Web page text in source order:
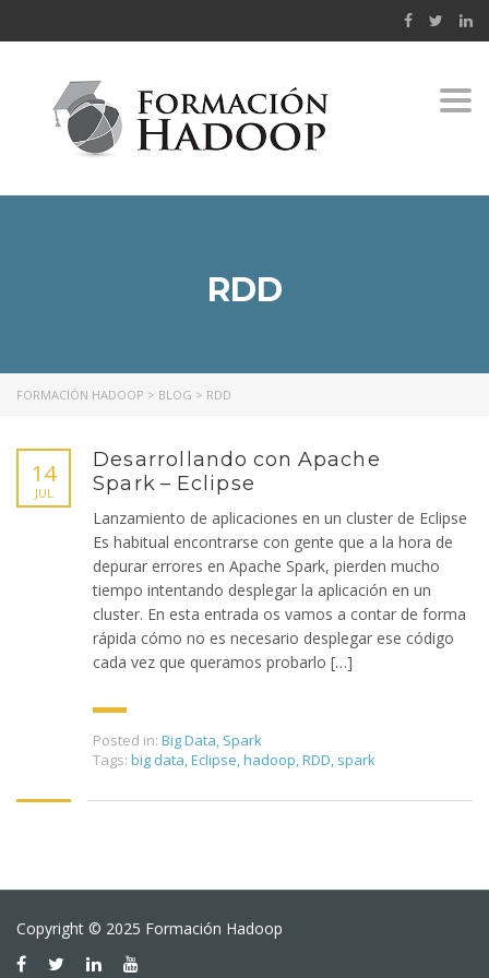
RDD
FORMACIÓN HADOOP > BLOG > RDD
14
JUL
Desarrollando con Apache
Spark – Eclipse
Lanzamiento de aplicaciones en un cluster de Eclipse
Es habitual encontrarse con gente que a la hora de
depurar errores en Apache Spark, pierden mucho
tiempo intentando desplegar la aplicación en un
cluster. En esta entrada os vamos a contar de forma
rápida cómo no es necesario desplegar ese código
cada vez que queramos probarlo […]
Posted in: Big Data, Spark
Tags: big data,Eclipse,hadoop,RDD, spark
Copyright © 2025 Formación Hadoop